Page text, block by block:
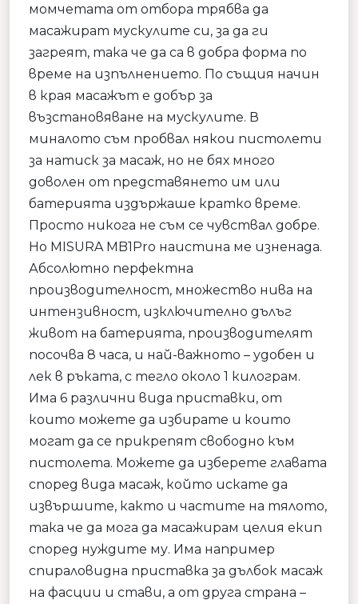
момчетата от отбора трябва да
масажират мускулите си, за да ги
загреят, така че да са в добра форма по
време на изпълнението. По същия начин
в края масажът е добър за
възстановяване на мускулите. В
миналото съм пробвал някои пистолети
за натиск за масаж, но не бях много
доволен от представянето им или
батерията издържаше кратко време.
Просто никога не съм се чувствал добре.
Но MISURA MB1Pro наистина ме изненада.
Абсолютно перфектна
производителност, множество нива на
интензивност, изключително дълъг
живот на батерията, производителят
посочва 8 часа, и най-важното – удобен и
лек в ръката, с тегло около 1 килограм.
Има 6 различни вида приставки, от
които можете да избирате и които
могат да се прикрепят свободно към
пистолета. Можете да изберете главата
според вида масаж, който искате да
извършите, както и частите на тялото,
така че да мога да масажирам целия екип
според нуждите му. Има например
спираловидна приставка за дълбок масаж
на фасции и стави, а от друга страна –